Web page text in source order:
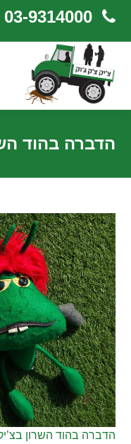
03-9314000 | 1-700-500-889
הדברה בהוד
הדברה בהוד השרון